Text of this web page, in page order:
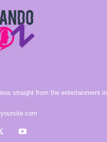
straight from the entertainment